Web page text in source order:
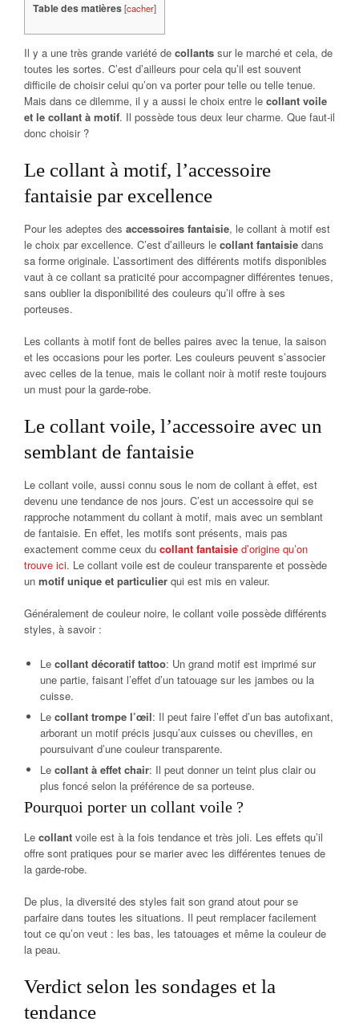
Table des matières[cacher]
Il y a une très grande variété de collants sur le marché et cela, de
toutes les sortes. C’est d’ailleurs pour cela qu’il est souvent
difficile de choisir celui qu’on va porter pour telle ou telle tenue.
Mais dans ce dilemme, il y a aussi le choix entre le collant voile
et le collant à motif. Il possède tous deux leur charme. Que faut-il
donc choisir ?
Le collant à motif, l’accessoire
fantaisie par excellence
Pour les adeptes des accessoires fantaisie, le collant à motif est
le choix par excellence. C’est d’ailleurs le collant fantaisie dans
sa forme originale. L’assortiment des différents motifs disponibles
vaut à ce collant sa praticité pour accompagner différentes tenues,
sans oublier la disponibilité des couleurs qu’il offre à ses
porteuses.
Les collants à motif font de belles paires avec la tenue, la saison
et les occasions pour les porter. Les couleurs peuvent s’associer
avec celles de la tenue, mais le collant noir à motif reste toujours
un must pour la garde-robe.
Le collant voile, l’accessoire avec un
semblant de fantaisie
Le collant voile, aussi connu sous le nom de collant à effet, est
devenu une tendance de nos jours. C’est un accessoire qui se
rapproche notamment du collant à motif, mais avec un semblant
de fantaisie. En effet, les motifs sont présents, mais pas
exactement comme ceux du collant fantaisie d’origine qu’on
trouve ici. Le collant voile est de couleur transparente et possède
un motif unique et particulier qui est mis en valeur.
Généralement de couleur noire, le collant voile possède différents
styles, à savoir :
Le collant décoratif tattoo: Un grand motif est imprimé sur
une partie, faisant l’effet d’un tatouage sur les jambes ou la
cuisse.
Le collant trompe l’œil: Il peut faire l’effet d’un bas autofixant,
arborant un motif précis jusqu’aux cuisses ou chevilles, en
poursuivant d’une couleur transparente.
Le collant à effet chair: Il peut donner un teint plus clair ou
plus foncé selon la préférence de sa porteuse.
Pourquoi porter un collant voile ?
Le collant voile est à la fois tendance et très joli. Les effets qu’il
offre sont pratiques pour se marier avec les différentes tenues de
la garde-robe.
De plus, la diversité des styles fait son grand atout pour se
parfaire dans toutes les situations. Il peut remplacer facilement
tout ce qu’on veut : les bas, les tatouages et même la couleur de
la peau.
Verdict selon les sondages et la
tendance